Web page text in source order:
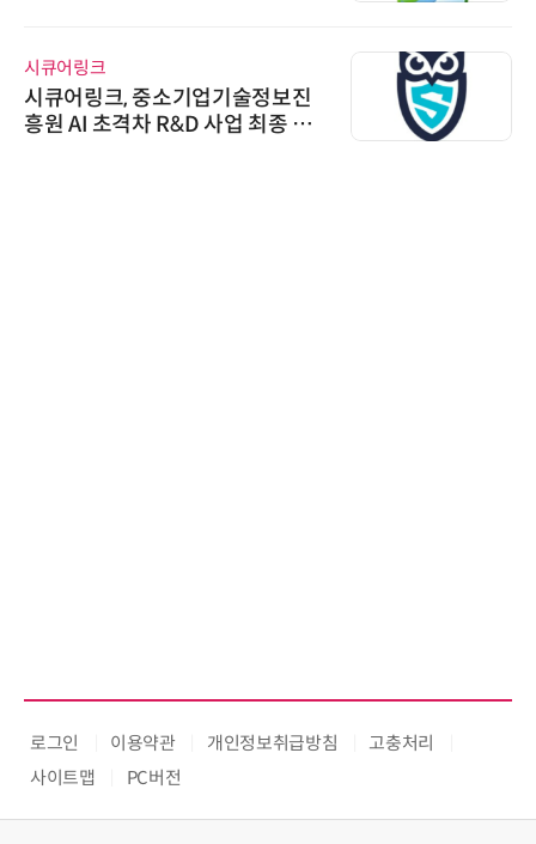
시큐어링크
시큐어링크, 중소기업기술정보진
흥원 AI 초격차 R&D 사업 최종 선
로그인 이용약관 개인정보취급방침
고충처리
사이트맵
PC버전